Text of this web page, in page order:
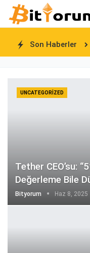
Son Haberler
UNCATEGORIZED
Tether CEO’su:
Değerleme Bile
Bityorum Haz 8, 2025